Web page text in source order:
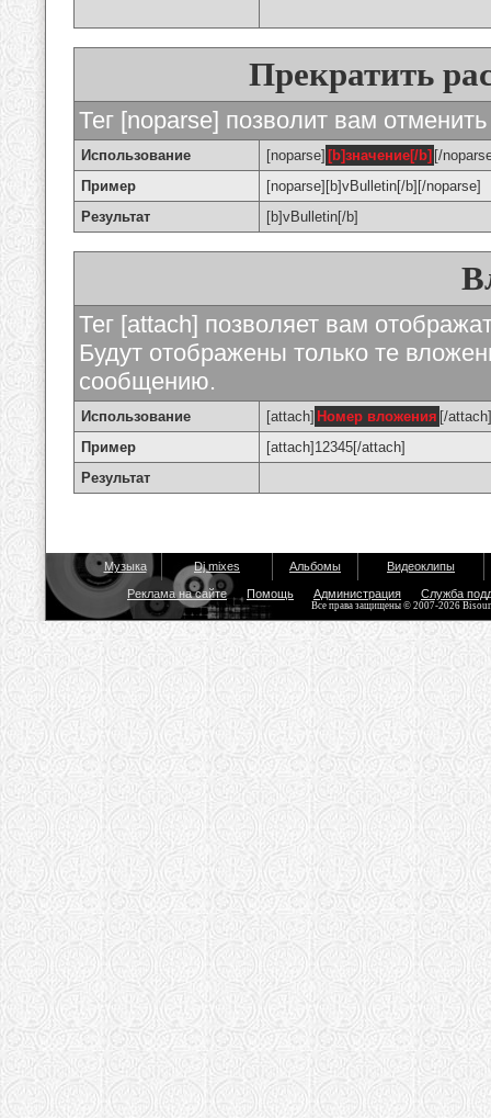
Прекратить
Тег [noparse] позволит вам
Использование [noparse] [b]значение[/b] [/
Пример
[noparse][b]vBulletin[/b][/noparse]
Результат
[b]vBulletin[/b]
Тег [attach] позволяет вам
Будут отображены только те
сообщению.
Использование [attach] Номер вложения [/attach]
Пример
[attach]12345[/attach]
Результат
Музыка Dj mixes Альбомы Видеоклипы
Реклама на сайте Помощь Администрация Служба
Все права защищены © 2007-2026